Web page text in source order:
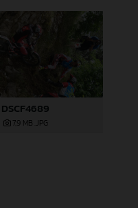
DSCF4689
7,9 MB .JPG